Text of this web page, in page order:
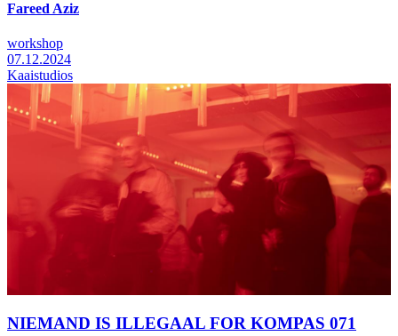
Fareed Aziz
workshop
07.12.2024
Kaaistudios
NIEMAND IS ILLEGAAL FOR KOMPAS 071